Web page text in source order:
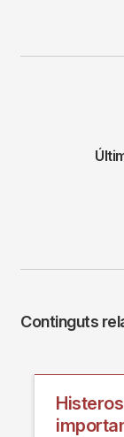
Continguts